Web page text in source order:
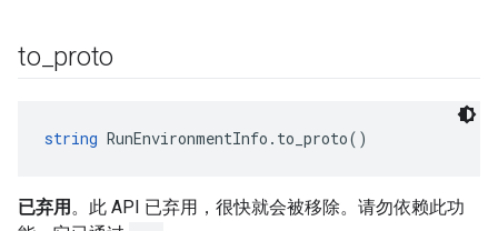
to proto
string RunEnvironmentInfo.to_proto()
已弃用 。此 API 已弃用，很快就会被移除。请勿依赖此功